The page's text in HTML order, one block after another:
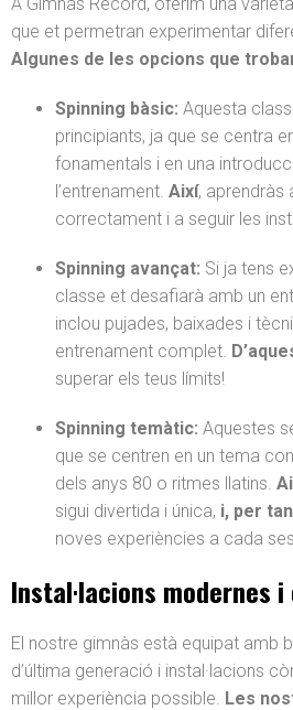
que et permetran experimentar
Algunes de les opcions que
Spinning bàsic: Aquesta
principiants, ja que se centra
fonamentals i en una
l’entrenament. Així, aprendràs
correctament i a seguir les
Spinning avançat: Si ja tens
classe et desafiarà amb un
inclou pujades, baixades i
entrenament complet.
superar els teus límits!
Spinning temàtic: Aquestes
que se centren en un tema
dels anys 80 o ritmes llatins.
sigui divertida i única, i, per
noves experiències a cada
Instal·lacions modernes i
El nostre gimnàs està equipat amb
d’última generació i instal·lacions
millor experiència possible. Les